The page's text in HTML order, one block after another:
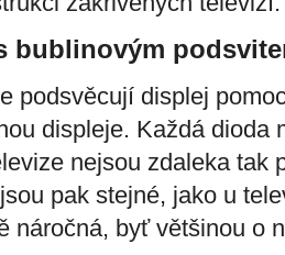
bublinovým
podsvěcují displej
displeje. Každá dioda
nejsou zdaleka tak
pak stejné, jako u
náročná, byť většinou o